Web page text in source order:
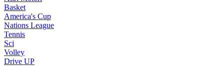
Basket
America's Cup
Nations League
Tennis
Sci
Volley
Drive UP